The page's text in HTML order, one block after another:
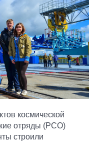
космической
отряды (РСО)
строили